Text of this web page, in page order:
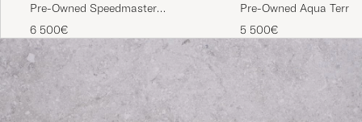
Pre-Owned Speedmaster
Moonwatch
6 500€
Pre-Owned Aqua Terra
5 500€